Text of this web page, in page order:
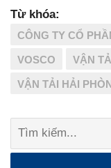
Từ khóa:
CÔNG TY CỔ
VOSCO VẬN
VẬN TẢI HẢI
Tìm